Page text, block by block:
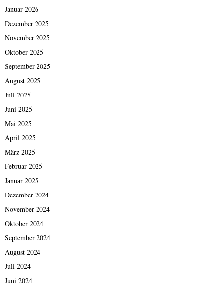
Januar 2026
Dezember 2025
November 2025
Oktober 2025
September 2025
August 2025
Juli 2025
Juni 2025
Mai 2025
April 2025
März 2025
Februar 2025
Januar 2025
Dezember 2024
November 2024
Oktober 2024
September 2024
August 2024
Juli 2024
Juni 2024